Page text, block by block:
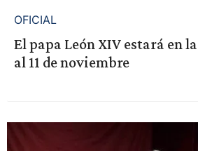
OFICIAL
El papa León XIV estará en
al 11 de noviembre